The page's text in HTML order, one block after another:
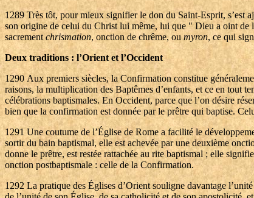
1289 Très tôt, pour mieux signifier le don du Saint-Esprit, s’est
son origine de celui du Christ lui même, lui que " Dieu a oint de
sacrement chrismation, onction de chrême, oumyron, ce qui
Deux traditions : l’Orient et l’Occident
1290 Aux premiers siècles, la Confirmation constitue
raisons, la multiplication des Baptêmes d’enfants, et ce en tout
célébrations baptismales. En Occident, parce que l’on désire
bien que la confirmation est donnée par le prêtre qui baptise.
1291 Une coutume de l’Église de Rome a facilité le
sortir du bain baptismal, elle est achevée par une deuxième
donne le prêtre, est restée rattachée au rite baptismal ; elle
onction postbaptismale : celle de la Confirmation.
1292 La pratique des Églises d’Orient souligne davantage